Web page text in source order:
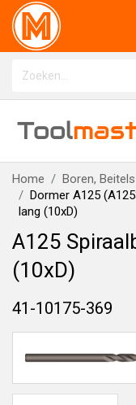
Tool
Home Boren,
Dormer A125
lang (10xD)
A125
(10xD)
41-10175-369